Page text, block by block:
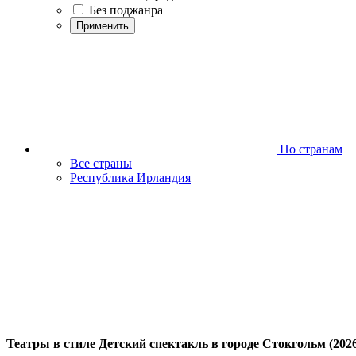
Без поджанра
Применить
По странам
Все страны
Республика Ирландия
Театры в стиле Детский спектакль в городе Стокгольм